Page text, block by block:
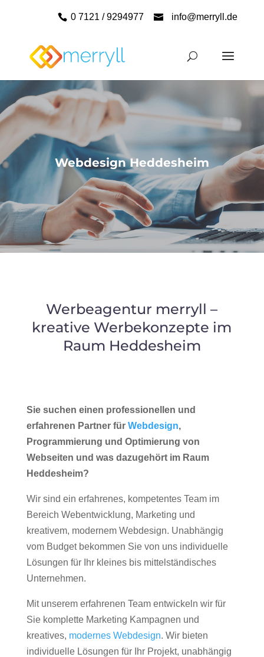
0 7121 / 9294977 info@merryll.de
Webdesign Heddesheim
Werbeagentur merryll –
kreative Werbekonzepte im
Raum Heddesheim
Sie suchen einen professionellen und
erfahrenen Partner für Webdesign,
Programmierung und Optimierung von
Webseiten und was dazugehört im Raum
Heddesheim?
Wir sind ein erfahrenes, kompetentes Team im
Bereich Webentwicklung, Marketing und
kreativem, modernem Webdesign. Unabhängig
vom Budget bekommen Sie von uns individuelle
Lösungen für Ihr kleines bis mittelständisches
Unternehmen.
Mit unserem erfahrenen Team entwickeln wir für
Sie komplette Marketing Kampagnen und
kreatives, modernes Webdesign. Wir bieten
individuelle Lösungen für Ihr Projekt, unabhängig